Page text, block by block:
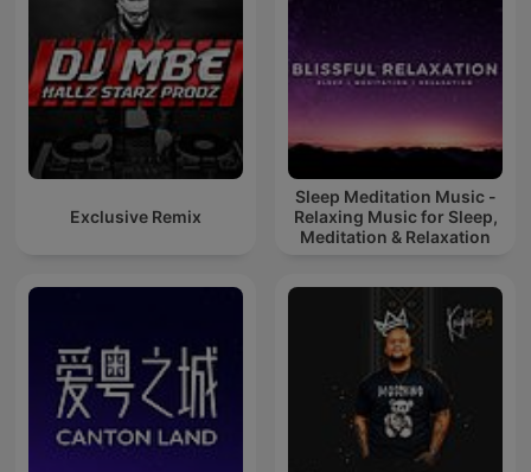
Exclusive Remix
Sleep Meditation Music -
Relaxing Music for Sleep,
Meditation & Relaxation